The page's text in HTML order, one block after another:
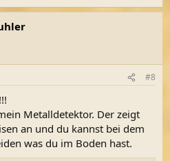
#8
Metalldetektor. Der zeigt
an und du kannst bei dem
was du im Boden hast.